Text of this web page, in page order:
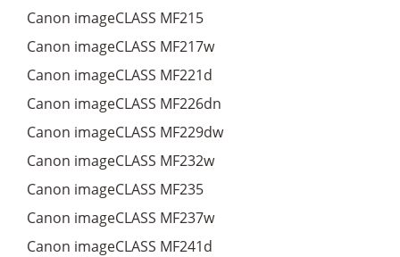
Canon imageCLASS MF215
Canon imageCLASS MF217w
Canon imageCLASS MF221d
Canon imageCLASS MF226dn
Canon imageCLASS MF229dw
Canon imageCLASS MF232w
Canon imageCLASS MF235
Canon imageCLASS MF237w
Canon imageCLASS MF241d